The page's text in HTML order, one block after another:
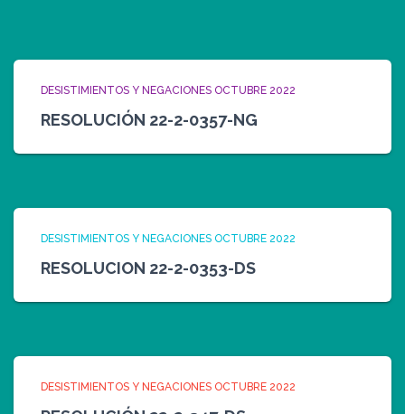
DESISTIMIENTOS Y NEGACIONES OCTUBRE 2022
RESOLUCIÓN 22-2-0357-NG
DESISTIMIENTOS Y NEGACIONES OCTUBRE 2022
RESOLUCION 22-2-0353-DS
DESISTIMIENTOS Y NEGACIONES OCTUBRE 2022